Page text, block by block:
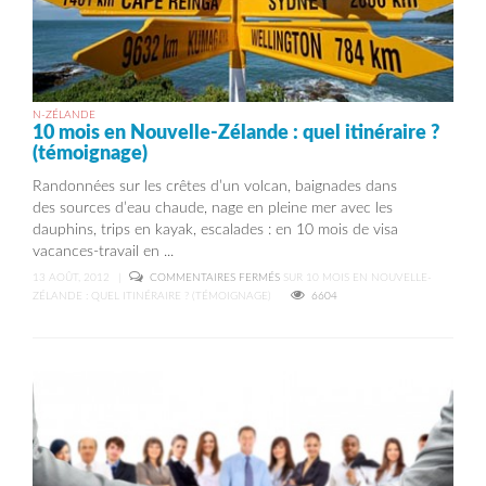
N-ZÉLANDE
10 mois en Nouvelle-Zélande : quel itinéraire ?
(témoignage)
Randonnées sur les crêtes d’un volcan, baignades dans
des sources d’eau chaude, nage en pleine mer avec les
dauphins, trips en kayak, escalades : en 10 mois de visa
vacances-travail en ...
13 AOÛT, 2012 COMMENTAIRES FERMÉS SUR 10 MOIS EN NOUVELLE-
ZÉLANDE : QUEL ITINÉRAIRE ? (TÉMOIGNAGE)
6604